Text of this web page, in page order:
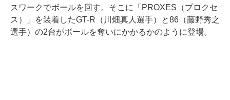
スワークでボールを回す。そこに「PROXES（プロクセ
ス）」を装着したGT-R（川畑真人選手）と86（藤野秀之
選手）の2台がボールを奪いにかかるかのように登場。